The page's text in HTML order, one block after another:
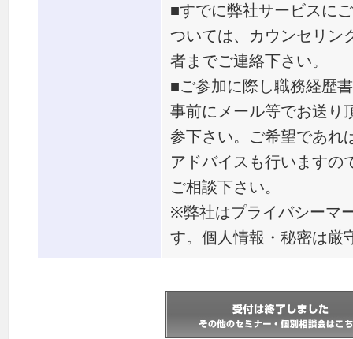
■すでに弊社サービスに
ついては、カウンセリン
者までご連絡下さい。
■ご参加に際し職務経歴
事前にメール等でお送り
参下さい。ご希望であれ
アドバイスも行いますの
ご相談下さい。
※弊社はプライバシーマ
す。個人情報・秘密は厳